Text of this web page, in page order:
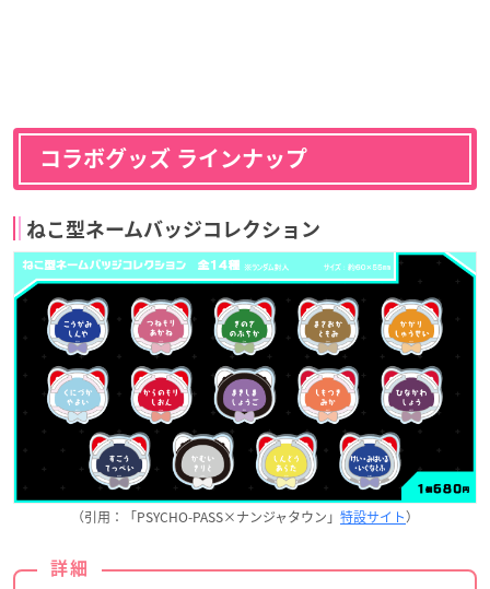
コラボグッズ ラインナップ
ねこ型ネームバッジコレクション
（引用：「PSYCHO-PASS×ナンジャタウン」 特設サイト）
詳細